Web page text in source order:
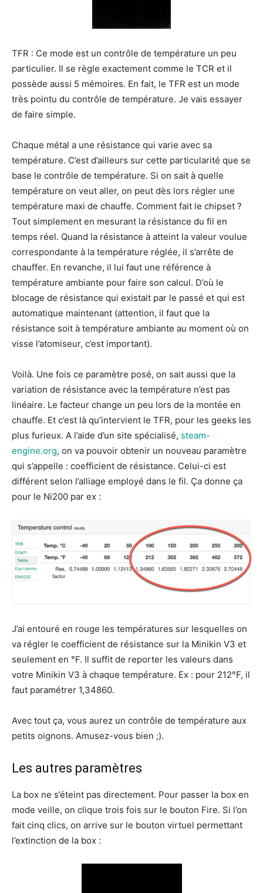
TFR : Ce mode est un contrôle de température un peu
particulier. Il se règle exactement comme le TCR et il
possède aussi 5 mémoires. En fait, le TFR est un mode
très pointu du contrôle de température. Je vais essayer
de faire simple.
Chaque métal a une résistance qui varie avec sa
température. C’est d’ailleurs sur cette particularité que se
base le contrôle de température. Si on sait à quelle
température on veut aller, on peut dès lors régler une
température maxi de chauffe. Comment fait le chipset ?
Tout simplement en mesurant la résistance du fil en
temps réel. Quand la résistance à atteint la valeur voulue
correspondante à la température réglée, il s’arrête de
chauffer. En revanche, il lui faut une référence à
température ambiante pour faire son calcul. D’où le
blocage de résistance qui existait par le passé et qui est
automatique maintenant (attention, il faut que la
résistance soit à température ambiante au moment où on
visse l’atomiseur, c’est important).
Voilà. Une fois ce paramètre posé, on sait aussi que la
variation de résistance avec la température n’est pas
linéaire. Le facteur change un peu lors de la montée en
chauffe. Et c’est là qu’intervient le TFR, pour les geeks les
plus furieux. A l’aide d’un site spécialisé, steam-
engine.org, on va pouvoir obtenir un nouveau paramètre
qui s’appelle : coefficient de résistance. Celui-ci est
différent selon l’alliage employé dans le fil. Ça donne ça
pour le Ni200 par ex :
J’ai entouré en rouge les températures sur lesquelles on
va régler le coefficient de résistance sur la Minikin V3 et
seulement en °F. Il suffit de reporter les valeurs dans
votre Minikin V3 à chaque température. Ex : pour 212°F, il
faut paramétrer 1,34860.
Avec tout ça, vous aurez un contrôle de température aux
petits oignons. Amusez-vous bien ;).
Les autres paramètres
La box ne s’éteint pas directement. Pour passer la box en
mode veille, on clique trois fois sur le bouton Fire. Si l’on
fait cinq clics, on arrive sur le bouton virtuel permettant
l’extinction de la box :